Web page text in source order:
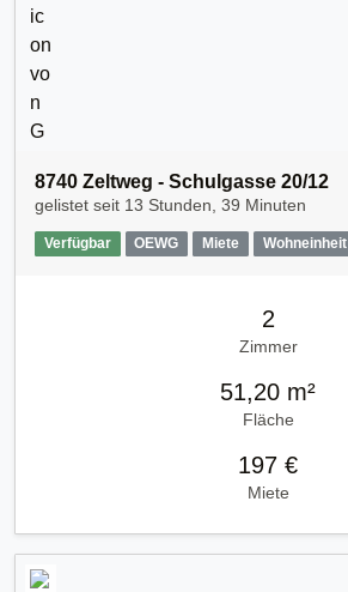
8740 Zeltweg - Schulgasse 20/12
gelistet seit 13 Stunden, 39 Minuten
Verfügbar OEWG Miete Wohneinheit
2
Zimmer
51,20 m²
Fläche
197 €
Miete